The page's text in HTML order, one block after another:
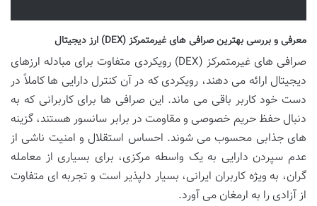
معرفی و بررسی بهترین صرافی های غیرمتمرکز (DEX) ارز دیجیتال
صرافی های غیرمتمرکز (DEX) رویکردی متفاوت برای مبادله ارزهای
دیجیتال ارائه می دهند، رویکردی که در آن کنترل دارایی ها کاملاً در
دست خود کاربر باقی می ماند. این صرافی ها برای کاربرانی که به
دنبال حفظ حریم خصوصی و مقاومت در برابر سانسور هستند، گزینه
های جذابی محسوب می شوند. احساس استقلال و امنیت ناشی از
عدم سپردن دارایی به یک واسطه مرکزی، برای بسیاری از معامله
گران، به ویژه کاربران ایرانی، بسیار دلپذیر است و تجربه ای متفاوت
از آزادی را به ارمغان می آورد.